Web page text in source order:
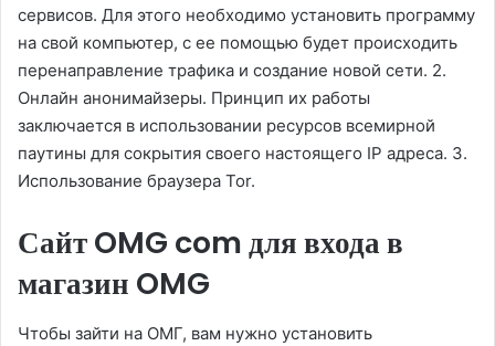
сервисов. Для этого необходимо установить программу
на свой компьютер, с ее помощью будет происходить
перенаправление трафика и создание новой сети. 2.
Онлайн анонимайзеры. Принцип их работы
заключается в использовании ресурсов всемирной
паутины для сокрытия своего настоящего IP адреса. 3.
Использование браузера Tor.
Сайт OMG com для входа в
магазин OMG
Чтобы зайти на ОМГ, вам нужно установить